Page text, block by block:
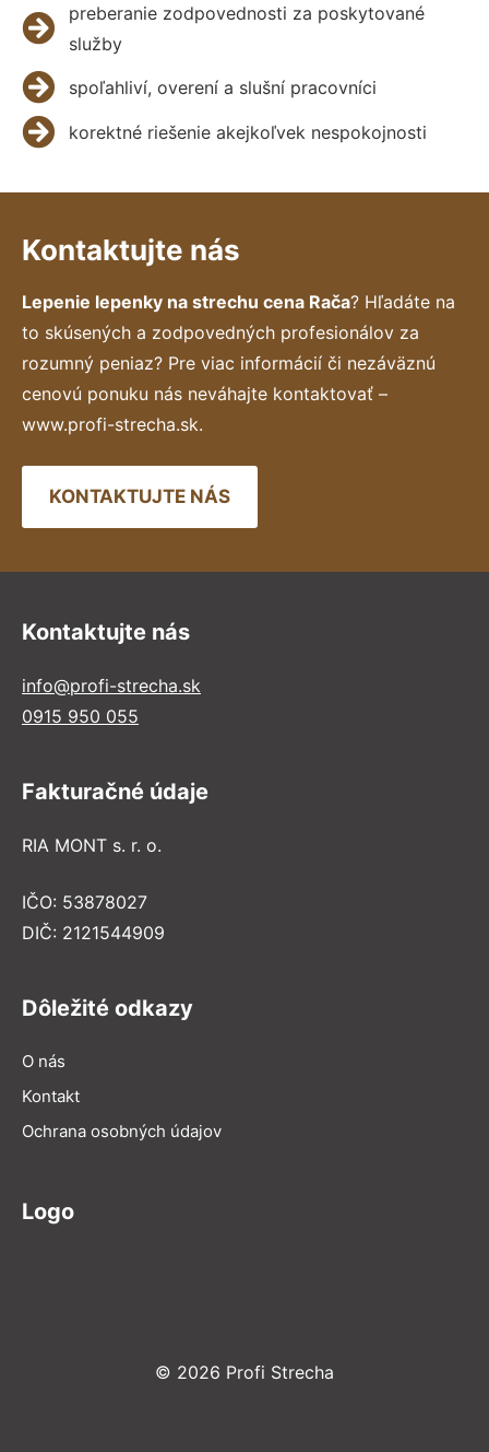
preberanie zodpovednosti za poskytované
služby
spoľahliví, overení a slušní pracovníci
korektné riešenie akejkoľvek nespokojnosti
Kontaktujte nás
Lepenie lepenky na strechu cena Rača? Hľadáte na
to skúsených a zodpovedných profesionálov za
rozumný peniaz? Pre viac informácií či nezáväznú
cenovú ponuku nás neváhajte kontaktovať –
www.profi-strecha.sk.
KONTAKTUJTE NÁS
Kontaktujte nás
info@profi-strecha.sk
0915 950 055
Fakturačné údaje
RIA MONT s. r. o.
IČO: 53878027
DIČ: 2121544909
Dôležité odkazy
O nás
Kontakt
Ochrana osobných údajov
Logo
© 2026 Profi Strecha